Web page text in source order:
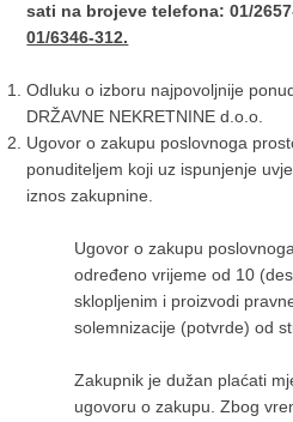
sati na brojeve telefona: 01/
01/6346-312.
Odluku o izboru najpovoljnije
DRŽAVNE NEKRETNINE d.o.o.
Ugovor o zakupu poslovnoga
ponuditeljem koji uz ispunjenje
iznos zakupnine.
Ugovor o zakupu
određeno vrijeme od 10
sklopljenim i proizvodi
solemnizacije (potvrde) od
Zakupnik je dužan plaćati
ugovoru o zakupu. Zbog